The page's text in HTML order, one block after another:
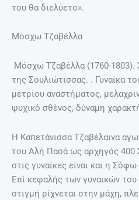
του θα διελύετο».
Μόσχω Τζαβέλλα
Μόσχω Τζαβέλλα (1760-1803).
της Σουλιώτισσας. . Γυναίκα
μετρίου αναστήματος,
ψυχικό σθένος, δύναμη
Η Καπετάνισσα Τζαβέλαινα
του Αλή Πασά ως αρχηγός 400
στις γυναίκες είναι και η
Επί κεφαλής των γυναικών του
στιγμή ρίχνεται στην μάχη,